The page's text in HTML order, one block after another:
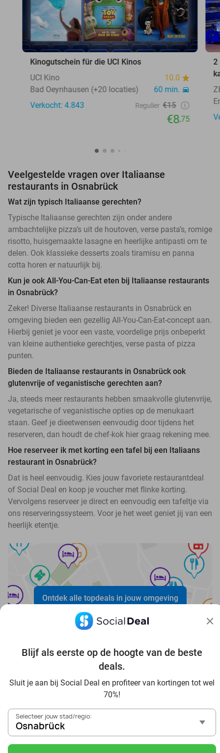
Blijf als eerste op de hoogte van de beste
deals.
Sluit je aan bij Social Deal en profiteer van kortingen tot wel
70%!
Selecteer jouw stad/regio:
Osnabrück
Kinogutschein für die UCI Kinos
UCI Kino
10.0
Bad Oeynhausen (+20 locaties)
60 min.
Verkocht: 4.843
Regulier €15
€8,75
2
Veelgestelde vragen over Italiaanse
restaurants in Osnabrück
Wat zijn typisch Italiaanse gerechten?
Typische Italiaanse gerechten zijn onder andere
ambachtelijke pizza’s uit de houtoven, verse pasta’s, romige
risotto, huisgemaakte lasagne en heerlijke antipasti om te
delen. Ook klassieke desserts zoals tiramisu en panna
cotta horen er natuurlijk bij.
Kun je ook All-You-Can-Eat eten bij Italiaanse restaurants
in Osnabrück?
Zeker! Diverse Italiaanse restaurants in Osnabrück en
omgeving bieden een gezellig All-You-Can-Eat-concept aan.
Hierbij geniet je voor een vaste, voordelige prijs onbeperkt
van kleine authentieke gerechtjes, verse pasta of pizza
punten.
Bieden de Italiaanse restaurants in Osnabrück ook
glutenvrije of veganistische gerechten aan?
Ja, steeds meer restaurants hebben smaakvolle glutenvrije,
vegetarische of veganistische opties op de menukaart
staan. Geef je dieetwensen eenvoudig door tijdens het
reserveren, dan houdt de chef-kok hier graag rekening mee.
Hoe reserveer ik met korting een tafel bij een Italiaans
restaurant in Osnabrück?
Dat is heel eenvoudig. Kies jouw favoriete restaurantdeal
of Social Deal en koop je voucher met flinke korting.
Vervolgens reserveer je direct en eenvoudig een tafeltje via
ons reserveringssysteem. Voor je het weet geniet jij van een
heerlijk etentje.
Ontdek alle topdeals in jouw omgeving
Voordelig genieten in Osnabrück: haal deal-inspiratie uit
In die Sauna in Osnabrück und Umgebung
Tagesausflug zum Movie Park Germany mit Rabatt, von
Osnabrück aus
Frühstück & Mittagessen in Osnabrück